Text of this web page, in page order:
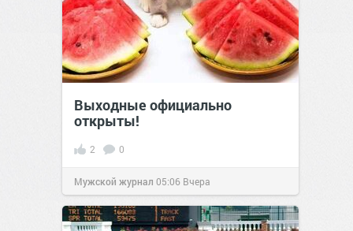
Выходные официально
открыты!
2 0
Мужской журнал 05:06 Вчера